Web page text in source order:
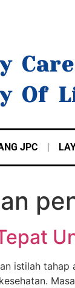
Of
JPC
istilah